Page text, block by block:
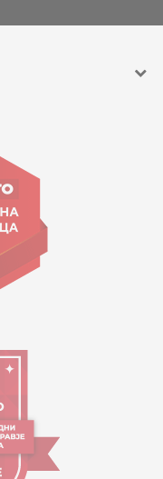
Скопје